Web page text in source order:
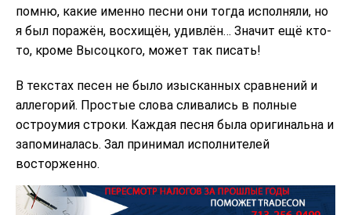
помню, какие именно песни они тогда исполняли, но
я был поражён, восхищён, удивлён… Значит ещё кто-
то, кроме Высоцкого, может так писать!
В текстах песен не было изысканных сравнений и
аллегорий. Простые слова сливались в полные
остроумия строки. Каждая песня была оригинальна и
запоминалась. Зал принимал исполнителей
восторженно.